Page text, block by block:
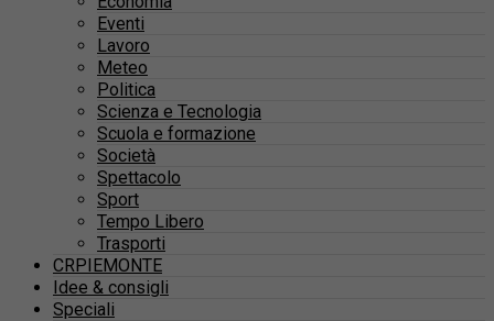
Eventi
Lavoro
Meteo
Politica
Scienza e Tecnologia
Scuola e formazione
Società
Spettacolo
Sport
Tempo Libero
Trasporti
CRPIEMONTE
Idee & consigli
Speciali